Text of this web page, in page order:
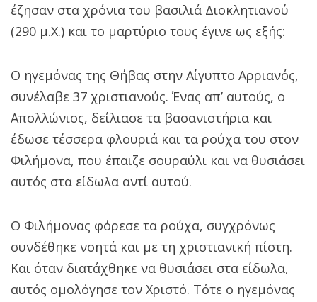
έζησαν στα χρόνια του βασιλιά Διοκλητιανού
(290 μ.Χ.) και το μαρτύριο τους έγινε ως εξής:
Ο ηγεμόνας της Θήβας στην Αίγυπτο Αρριανός,
συνέλαβε 37 χριστιανούς. Ένας απ’ αυτούς, ο
Απολλώνιος, δείλιασε τα βασανιστήρια και
έδωσε τέσσερα φλουριά και τα ρούχα του στον
Φιλήμονα, που έπαιζε σουραύλι και να θυσιάσει
αυτός στα είδωλα αντί αυτού.
Ο Φιλήμονας φόρεσε τα ρούχα, συγχρόνως
συνδέθηκε νοητά και με τη χριστιανική πίστη.
Και όταν διατάχθηκε να θυσιάσει στα είδωλα,
αυτός ομολόγησε τον Χριστό. Τότε ο ηγεμόνας